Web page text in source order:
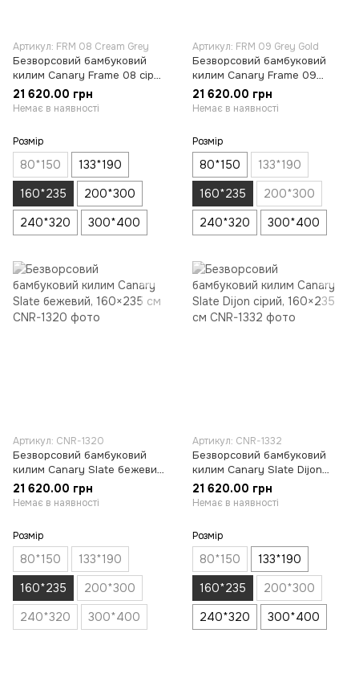
Артикул: FRM 08 Cream Grey
Безворсовий бамбуковий
килим Canary Frame 08 сірий
з бежевим, 160×235 см
21 620.00 грн
Немає в наявності
Розмір
80*150
133*190
160*235
200*300
240*320
300*400
Артикул: FRM 09 Grey Gold
Безворсовий бамбуковий
килим Canary Frame 09
сірий з антрацитовим,
160×235 см
21 620.00 грн
Немає в наявності
Розмір
80*150
133*190
160*235
200*300
240*320
300*400
Артикул: CNR-1320
Безворсовий бамбуковий
килим Canary Slate бежевий,
160×235 см
21 620.00 грн
Немає в наявності
Розмір
80*150
133*190
160*235
200*300
240*320
300*400
Артикул: CNR-1332
Безворсовий бамбуковий
килим Canary Slate Dijon
сірий, 160×235 см
21 620.00 грн
Немає в наявності
Розмір
80*150
133*190
160*235
200*300
240*320
300*400